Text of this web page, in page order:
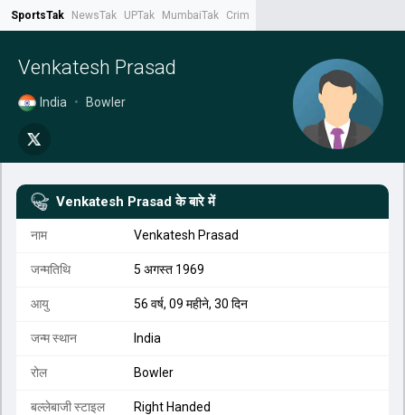
SportsTak NewsTak UPTak MumbaiTak CrimeTak
Venkatesh Prasad
India • Bowler
Venkatesh Prasad के बारे में
नाम Venkatesh Prasad
जन्मतिथि 5 अगस्त 1969
आयु 56 वर्ष, 09 महीने, 30 दिन
जन्म स्थान India
रोल Bowler
बल्लेबाजी स्टाइल Right Handed